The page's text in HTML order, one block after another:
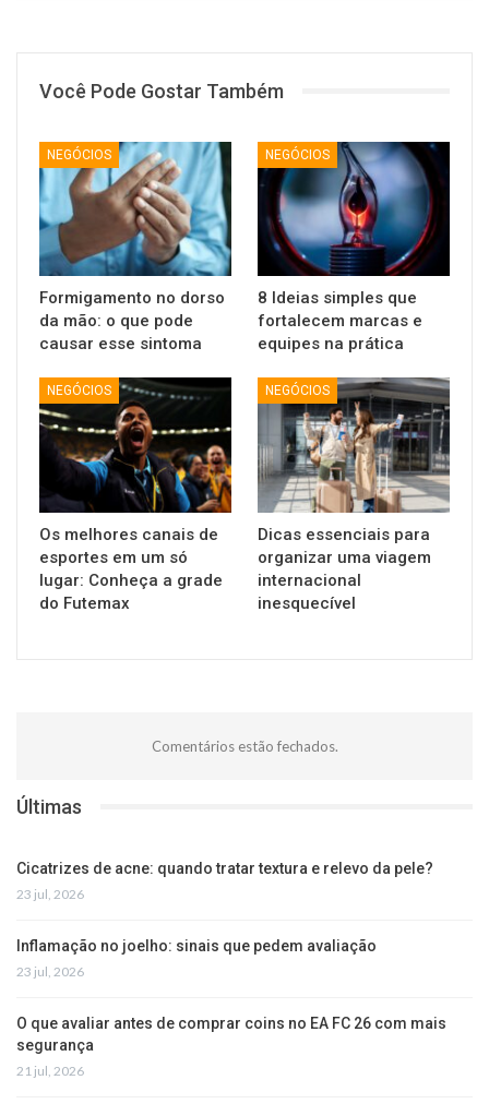
Você Pode Gostar Também
NEGÓCIOS
Formigamento no dorso
da mão: o que pode
causar esse sintoma
NEGÓCIOS
8 Ideias simples que
fortalecem marcas e
equipes na prática
NEGÓCIOS
Os melhores canais de
esportes em um só
lugar: Conheça a grade
do Futemax
NEGÓCIOS
Dicas essenciais para
organizar uma viagem
internacional
inesquecível
Comentários estão fechados.
Últimas
Cicatrizes de acne: quando tratar textura e relevo da pele?
23 jul, 2026
Inflamação no joelho: sinais que pedem avaliação
23 jul, 2026
O que avaliar antes de comprar coins no EA FC 26 com mais
segurança
21 jul, 2026